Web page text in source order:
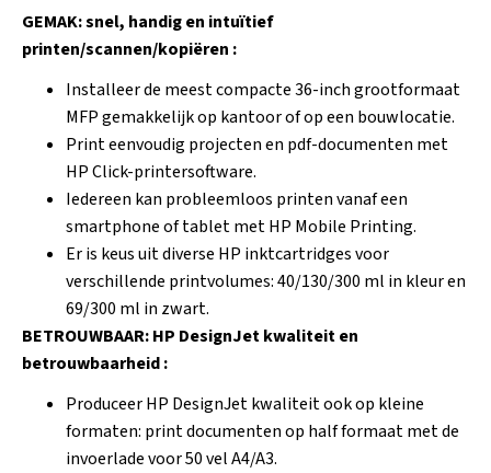
GEMAK: snel, handig en intuïtief
printen/scannen/kopiëren :
Installeer de meest compacte 36-inch grootformaat
MFP gemakkelijk op kantoor of op een bouwlocatie.
Print eenvoudig projecten en pdf-documenten met
HP Click-printersoftware.
Iedereen kan probleemloos printen vanaf een
smartphone of tablet met HP Mobile Printing.
Er is keus uit diverse HP inktcartridges voor
verschillende printvolumes: 40/130/300 ml in kleur en
69/300 ml in zwart.
BETROUWBAAR: HP DesignJet kwaliteit en
betrouwbaarheid :
Produceer HP DesignJet kwaliteit ook op kleine
formaten: print documenten op half formaat met de
invoerlade voor 50 vel A4/A3.